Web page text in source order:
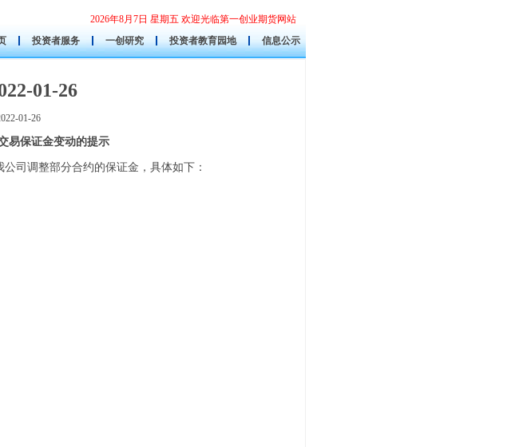
2026年8月7日 星期五 欢迎光临第一创业期货网站
投资者服务 一创研究 投资者教育园地 信息公示
01-26
01-26
易保证金变动的提示
司调整部分合约的保证金，具体如下：